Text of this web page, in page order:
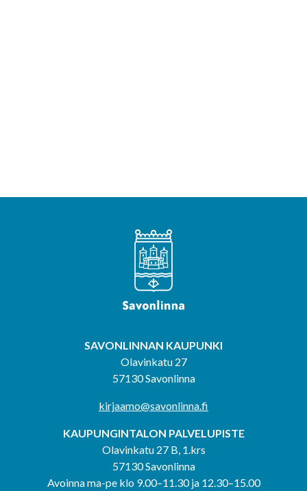
SAVONLINNAN KAUPUNKI
Olavinkatu 27
57130 Savonlinna
kirjaamo@savonlinna.fi
KAUPUNGINTALON PALVELUPISTE
Olavinkatu 27 B, 1.krs
57130 Savonlinna
Avoinna ma-pe klo 9.00–11.30 ja 12.30–15.00